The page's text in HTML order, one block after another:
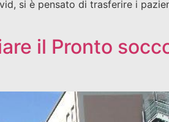
si è pensato di trasferire i
il Pronto